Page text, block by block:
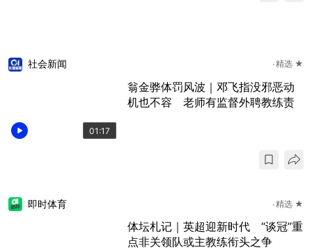
01:17
社会新闻 精选 ★
翁金骅体罚风波｜邓飞指没邪恶动
机也不容 老师有监督外聘教练责
即时体育 精选 ★
体坛札记｜英超迎新时代 “谈冠”重
点非关领队或主教练衔头之争